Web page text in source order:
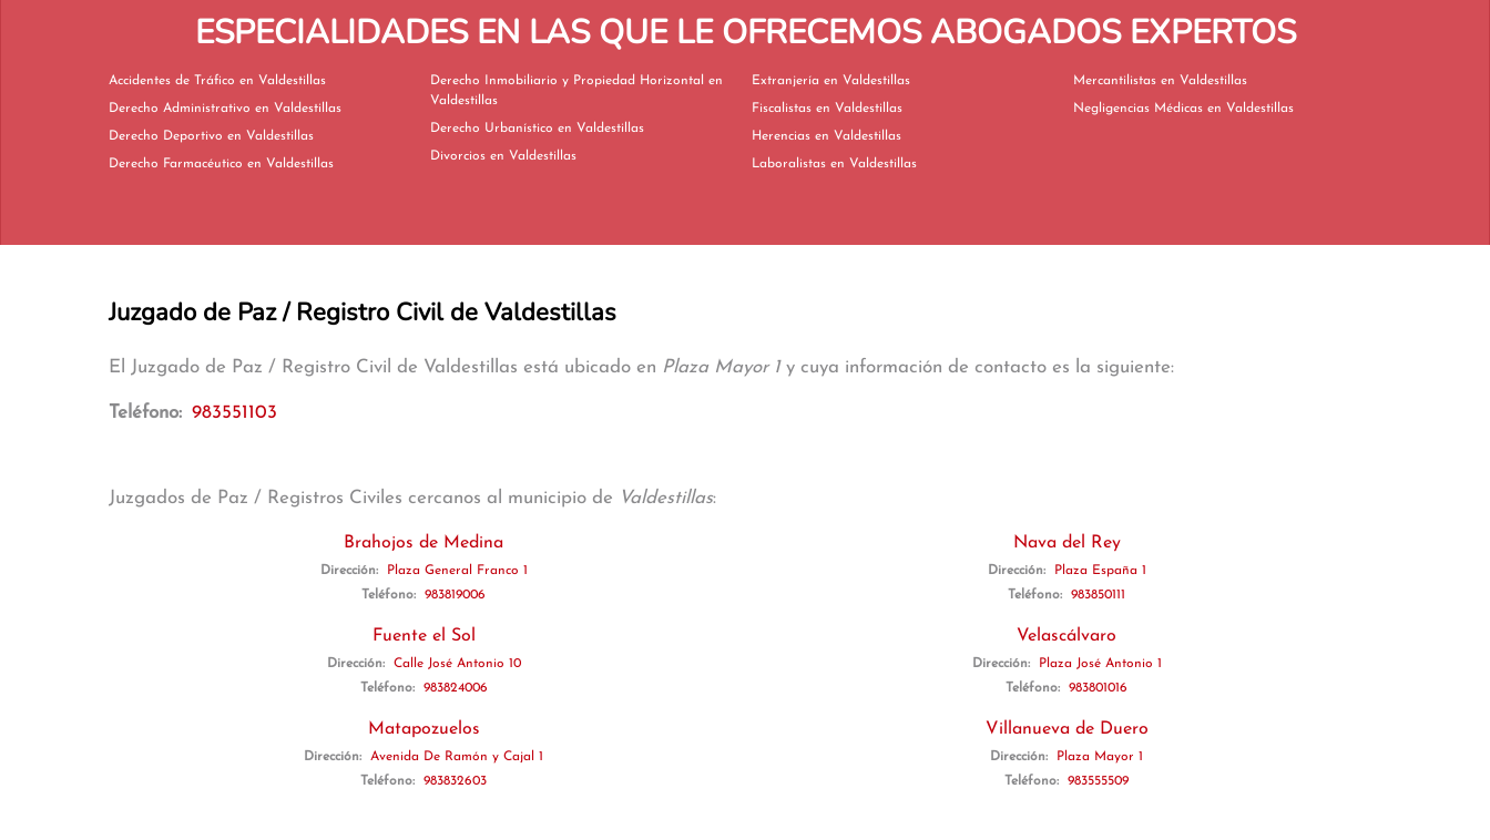
ESPECIALIDADES EN LAS QUE LE OFRECEMOS ABOGADOS EXPERTOS
Accidentes de Tráfico en Valdestillas
Derecho Administrativo en Valdestillas
Derecho Deportivo en Valdestillas
Derecho Farmacéutico en Valdestillas
Derecho Inmobiliario y Propiedad Horizontal en
Valdestillas
Derecho Urbanístico en Valdestillas
Divorcios en Valdestillas
Extranjería en Valdestillas
Fiscalistas en Valdestillas
Herencias en Valdestillas
Laboralistas en Valdestillas
Mercantilistas en Valdestillas
Negligencias Médicas en Valdestillas
Juzgado de Paz / Registro Civil de Valdestillas
El Juzgado de Paz / Registro Civil de Valdestillas está ubicado en Plaza Mayor 1y cuya información de contacto es la siguiente:
Teléfono: 983551103
Juzgados de Paz / Registros Civiles cercanos al municipio de Valdestillas:
Brahojos de Medina
Dirección:
Plaza General Franco 1
Teléfono:
983819006
Fuente el Sol
Dirección:
Calle José Antonio 10
Teléfono:
983824006
Matapozuelos
Dirección:
Avenida De Ramón y Cajal 1
Teléfono:
983832603
Nava del Rey
Dirección:
Plaza España 1
Teléfono:
983850111
Velascálvaro
Dirección:
Plaza José Antonio 1
Teléfono:
983801016
Villanueva de Duero
Dirección:
Plaza Mayor 1
Teléfono:
983555509